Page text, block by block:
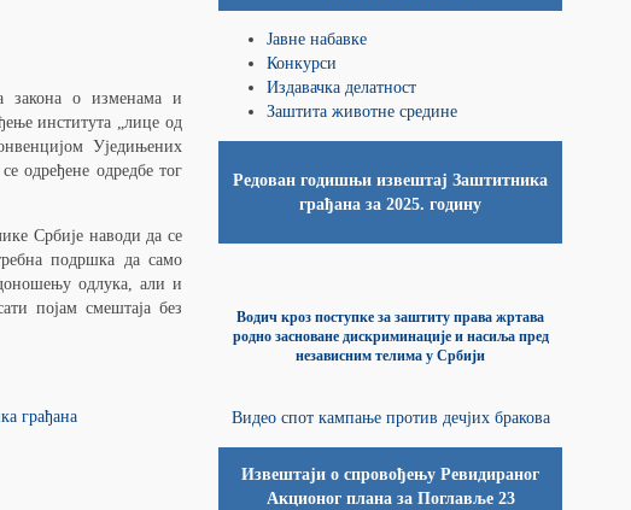
закона о изменама и
института „лице од
Уједињених
одређене одредбе тог
Србије наводи да се
подршка да само
одлука, али и
појам смештаја без
грађана
Јавне набавке
Конкурси
Издавачка делатност
Заштита животне средине
Редован годишњи извештај Заштитника
грађана за 2025. годину
Водич кроз поступке за заштиту права жртава
родно засноване дискриминације и насиља пред
независним телима у Србији
Видео спот кампање против дечјих бракова
Извештаји о спровођењу Ревидираног
Акционог плана за Поглавље 23